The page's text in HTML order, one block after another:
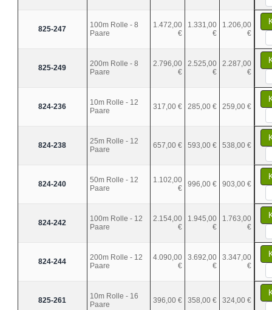
825-247
100m Rolle - 8
Paare
1.472,00
€
1.331,00
€
1.206,00
€
825-249
200m Rolle - 8
Paare
2.796,00
€
2.525,00
€
2.287,00
€
824-236
10m Rolle - 12
Paare
317,00 € 285,00 € 259,00 €
824-238
25m Rolle - 12
Paare
657,00 € 593,00 € 538,00 €
824-240
50m Rolle - 12
Paare
1.102,00
€
996,00 € 903,00 €
824-242
100m Rolle - 12
Paare
2.154,00
€
1.945,00
€
1.763,00
€
824-244
200m Rolle - 12
Paare
4.090,00
€
3.692,00
€
3.347,00
€
825-261
10m Rolle - 16
Paare
396,00 € 358,00 € 324,00 €